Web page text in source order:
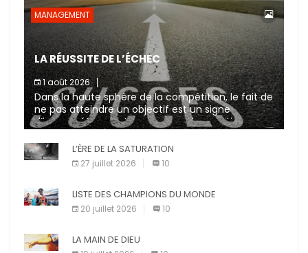
MANAGEMENT
LA RÉUSSITE DE L’ÉCHEC
1 août 2026
Dans la haute sphère de la compétition, le fait de
ne pas atteindre un objectif est un signe
d’incompétence et une source de sanctions
diverses (avertissement, […]
L’ÈRE DE LA SATURATION
27 juillet 2026 10
LISTE DES CHAMPIONS DU MONDE
20 juillet 2026 10
LA MAIN DE DIEU